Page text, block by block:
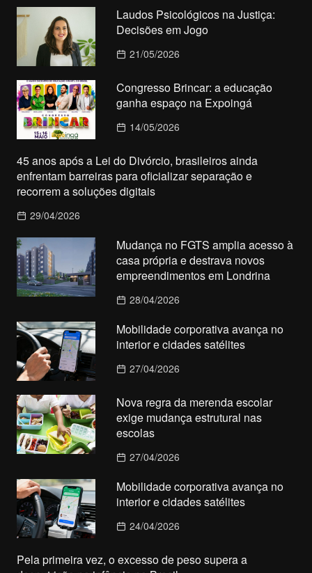
Laudos Psicológicos na Justiça:
Decisões em Jogo
21/05/2026
Congresso Brincar: a educação
ganha espaço na Expoingá
14/05/2026
45 anos após a Lei do Divórcio, brasileiros ainda
enfrentam barreiras para oficializar separação e
recorrem a soluções digitais
29/04/2026
Mudança no FGTS amplia acesso à
casa própria e destrava novos
empreendimentos em Londrina
28/04/2026
Mobilidade corporativa avança no
interior e cidades satélites
27/04/2026
Nova regra da merenda escolar
exige mudança estrutural nas
escolas
27/04/2026
Mobilidade corporativa avança no
interior e cidades satélites
24/04/2026
Pela primeira vez, o excesso de peso supera a